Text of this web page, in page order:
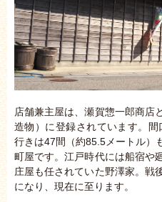
店舗兼主屋は、瀬賀惣一郎商店
造物）に登録されています。
行きは47間（約85.5メートル）
町屋です。江戸時代には船宿や
庄屋も任されていた野澤家。戦
になり、現在に至ります。